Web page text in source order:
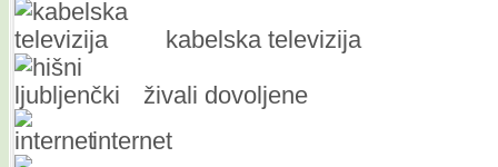
kabelska televizija
živali dovoljene
internet